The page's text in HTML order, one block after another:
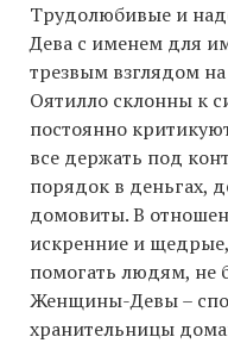
Трудолюбивые и
Дева с именем для
трезвым взглядом
Оятилло склонны к
постоянно
все держать под
порядок в деньгах,
домовиты. В
искренние и
помогать людям, не
Женщины-Девы –
хранительницы